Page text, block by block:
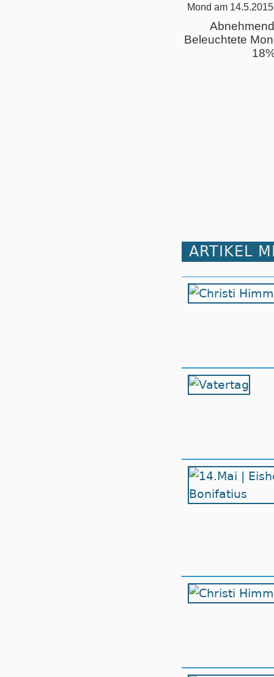
Mond am
Beleuchtete
ARTIKEL